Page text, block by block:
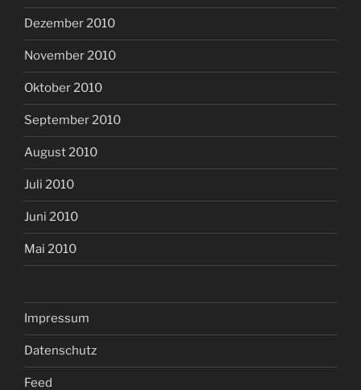
Dezember 2010
November 2010
Oktober 2010
September 2010
August 2010
Juli 2010
Juni 2010
Mai 2010
Impressum
Datenschutz
Feed